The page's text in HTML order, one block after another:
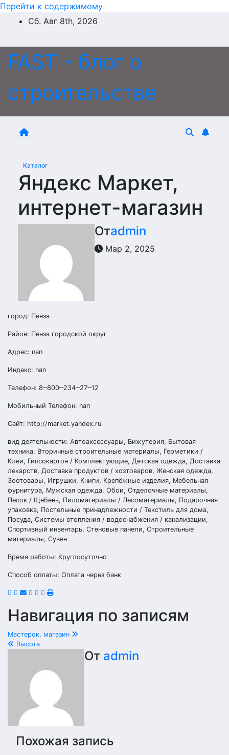
Перейти к содержимому
Сб. Авг 8th, 2026
FAST - блог о
строительстве
Каталог
Яндекс Маркет,
интернет-магазин
Отadmin
Мар 2, 2025
город: Пенза
Район: Пенза городской округ
Адрес: nan
Индекс: nan
Телефон: 8‒800‒234‒27‒12
Мобильный Телефон: nan
Сайт: http://market.yandex.ru
вид деятельности: Автоаксессуары, Бижутерия, Бытовая
техника, Вторичные строительные материалы, Герметики /
Клеи, Гипсокартон / Комплектующие, Детская одежда, Доставка
лекарств, Доставка продуктов / хозтоваров, Женская одежда,
Зоотовары, Игрушки, Книги, Крепёжные изделия, Мебельная
фурнитура, Мужская одежда, Обои, Отделочные материалы,
Песок / Щебень, Пиломатериалы / Лесоматериалы, Подарочная
упаковка, Постельные принадлежности / Текстиль для дома,
Посуда, Системы отопления / водоснабжения / канализации,
Спортивный инвентарь, Стеновые панели, Строительные
материалы, Сувен
Время работы: Круглосуточно
Способ оплаты: Оплата через банк
Навигация по записям
Мастерок, магазин
Высота
От admin
Похожая запись